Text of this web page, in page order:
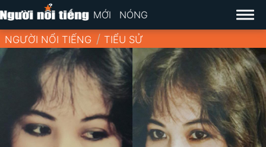
MỚI NÓNG
NGƯỜI NỔI TIẾNG TIỂU SỬ